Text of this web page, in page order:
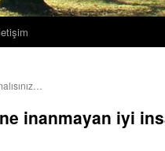
inanmayan iyi